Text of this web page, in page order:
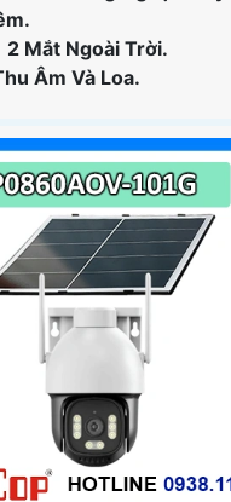
2 Mắt Ngoài Trời.
Âm Và Loa.